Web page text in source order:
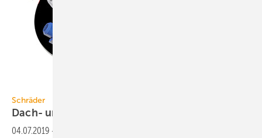
Schräder
Dach- und
04.07.2019 -